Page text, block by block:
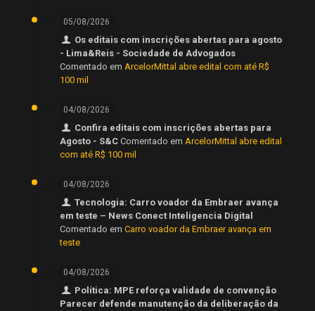
05/08/2026
Os editais com inscrições abertas para agosto
- Lima&Reis - Sociedade de Advogados
Comentado em ArcelorMittal abre edital com até R$
100 mil
04/08/2026
Confira editais com inscrições abertas para
Agosto - S&C Comentado em ArcelorMittal abre edital
com até R$ 100 mil
04/08/2026
Tecnologia: Carro voador da Embraer avança
em teste – News Conect Inteligencia Digital
Comentado em Carro voador da Embraer avança em
teste
04/08/2026
Política: MPE reforça validade de convenção
Parecer defende manutenção da deliberação da